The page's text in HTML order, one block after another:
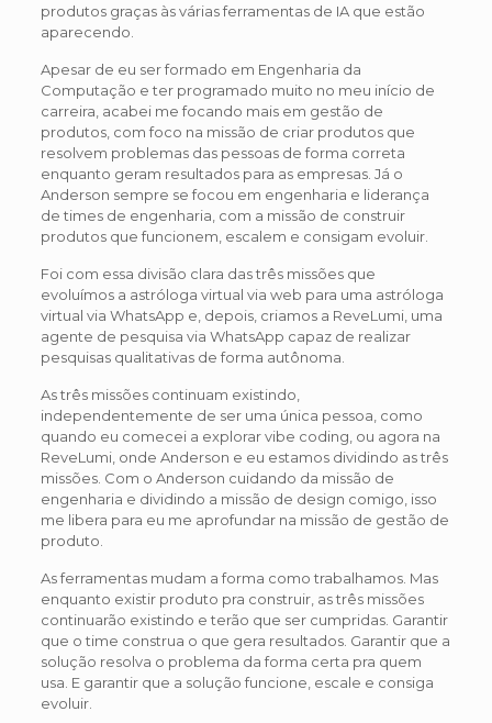
produtos graças às várias ferramentas de IA que estão
aparecendo.
Apesar de eu ser formado em Engenharia da
Computação e ter programado muito no meu início de
carreira, acabei me focando mais em gestão de
produtos, com foco na missão de criar produtos que
resolvem problemas das pessoas de forma correta
enquanto geram resultados para as empresas. Já o
Anderson sempre se focou em engenharia e liderança
de times de engenharia, com a missão de construir
produtos que funcionem, escalem e consigam evoluir.
Foi com essa divisão clara das três missões que
evoluímos a astróloga virtual via web para uma astróloga
virtual via WhatsApp e, depois, criamos a ReveLumi, uma
agente de pesquisa via WhatsApp capaz de realizar
pesquisas qualitativas de forma autônoma.
As três missões continuam existindo,
independentemente de ser uma única pessoa, como
quando eu comecei a explorar vibe coding, ou agora na
ReveLumi, onde Anderson e eu estamos dividindo as três
missões. Com o Anderson cuidando da missão de
engenharia e dividindo a missão de design comigo, isso
me libera para eu me aprofundar na missão de gestão de
produto.
As ferramentas mudam a forma como trabalhamos. Mas
enquanto existir produto pra construir, as três missões
continuarão existindo e terão que ser cumpridas. Garantir
que o time construa o que gera resultados. Garantir que a
solução resolva o problema da forma certa pra quem
usa. E garantir que a solução funcione, escale e consiga
evoluir.